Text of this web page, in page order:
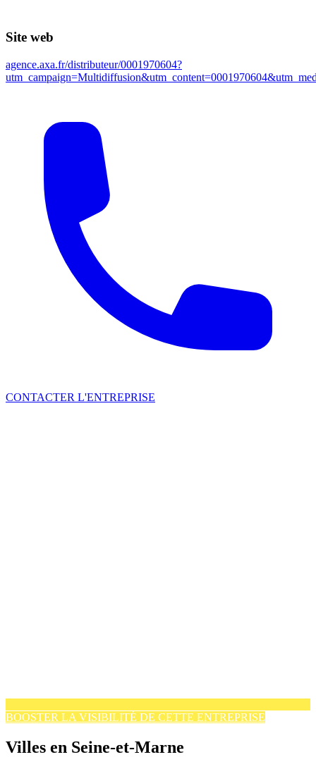
Site web
agence.axa.fr/distributeur/0001970604?
CONTACTER L'ENTREPRISE
BOOSTER LA VISIBILITÉ DE CETTE ENTREPRISE
Villes en Seine-et-Marne